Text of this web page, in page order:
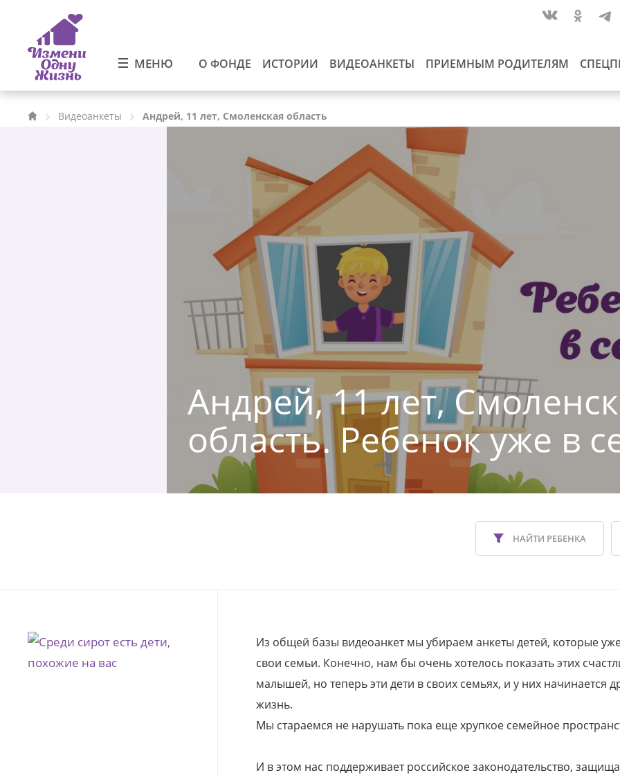
МЕНЮ О ФОНДЕ ИСТОРИИ ВИДЕОАНКЕТЫ ПРИЕМНЫМ РОДИТЕЛЯМ
Видеоанкеты Андрей, 11 лет, Смоленская область
Андрей, 11 лет,
область. Ребенок уже в
НАЙТИ РЕБЕНКА
Из общей базы видеоанкет мы убираем анкеты детей, которые
свои семьи. Конечно, нам бы очень хотелось показать этих
малышей, но теперь эти дети в своих семьях, и у них начинается
жизнь.
Мы стараемся не нарушать пока еще хрупкое семейное
И в этом нас поддерживает российское законодательство,